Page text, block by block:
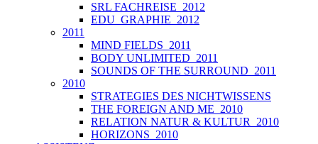
SRL FACHREISE_2012
EDU_GRAPHIE_2012
2011
MIND FIELDS_2011
BODY UNLIMITED_2011
SOUNDS OF THE SURROUND_2011
2010
STRATEGIES DES NICHTWISSENS
THE FOREIGN AND ME_2010
RELATION NATUR & KULTUR_2010
HORIZONS_2010